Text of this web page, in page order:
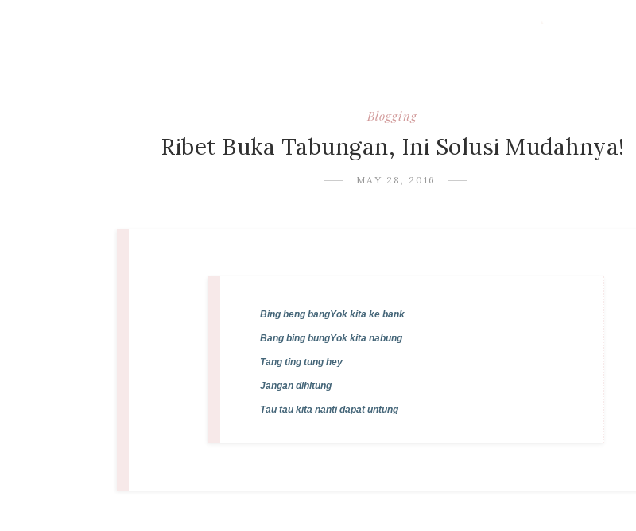
Blogging
Ribet Buka Tabungan, Ini Solusi Mudahnya!
MAY 28, 2016
Bing beng bangYok kita ke bank
Bang bing bungYok kita nabung
Tang ting tung hey
Jangan dihitung
Tau tau kita nanti dapat untung